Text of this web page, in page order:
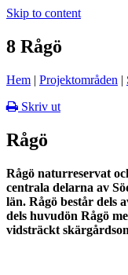
Skip to content
8 Rågö
Hem | Projektområden |
Skriv ut
Rågö
Rågö naturreservat
centrala delarna av
län. Rågö består dels
dels huvudön Rågö
vidsträckt